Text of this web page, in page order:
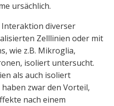
ursächlich.
Interaktion diverser
Zelllinien oder mit
wie z.B. Mikroglia,
isoliert untersucht.
als auch isoliert
zwar den Vorteil,
nach einem